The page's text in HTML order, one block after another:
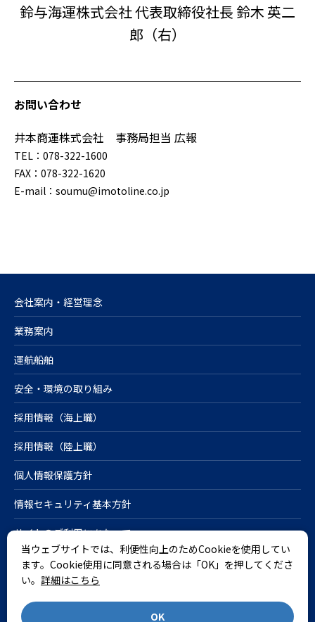
当ウェブサイトでは、利便性向上のためCookieを使用してい
ます。Cookie使用に同意される場合は「OK」を押してくださ
い。 詳細はこちら
OK
鈴与海運株式会社 代表取締役社長 鈴木 英二
郎（右）
お問い合わせ
井本商運株式会社 事務局担当 広報
TEL：078-322-1600
FAX：078-322-1620
E-mail：soumu@imotoline.co.jp
会社案内・経営理念
業務案内
運航船舶
安全・環境の取り組み
採用情報（海上職）
採用情報（陸上職）
個人情報保護方針
情報セキュリティ基本方針
サイトのご利用にあたって
Cookieポリシー
English